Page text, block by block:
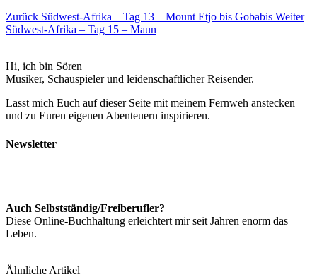
Zurück Südwest-Afrika – Tag 13 – Mount Etjo bis Gobabis Weiter
Südwest-Afrika – Tag 15 – Maun
Hi, ich bin Sören
Musiker, Schauspieler und leidenschaftlicher Reisender.
Lasst mich Euch auf dieser Seite mit meinem Fernweh anstecken
und zu Euren eigenen Abenteuern inspirieren.
Newsletter
Auch Selbstständig/Freiberufler?
Diese Online-Buchhaltung erleichtert mir seit Jahren enorm das
Leben.
Ähnliche Artikel